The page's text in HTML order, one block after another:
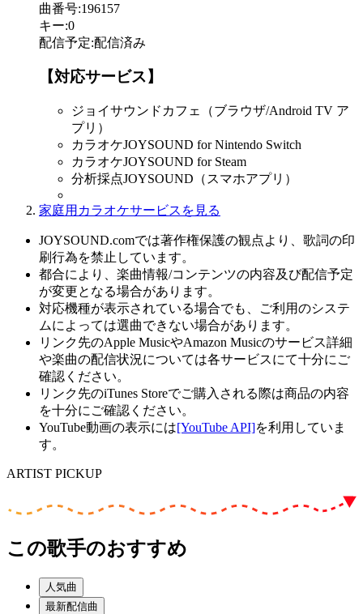
曲番号:196157
キー:0
配信予定:配信済み
【対応サービス】
ジョイサウンドカフェ（ブラウザ/Android TV ア
プリ）
カラオケJOYSOUND for Nintendo Switch
カラオケJOYSOUND for Steam
分析採点JOYSOUND（スマホアプリ）
家庭用カラオケサービスを見る
JOYSOUND.comでは著作権保護の観点より、歌詞の印
刷行為を禁止しています。
都合により、楽曲情報/コンテンツの内容及び配信予定
が変更となる場合があります。
対応機種が表示されている場合でも、ご利用のシステ
ムによっては選曲できない場合があります。
リンク先のApple MusicやAmazon Musicのサービス詳細
や楽曲の配信状況については各サービスにて十分にご
確認ください。
リンク先のiTunes Storeでご購入される際は商品の内容
を十分にご確認ください。
YouTube動画の表示には[YouTube API]を利用していま
す。
ARTIST PICKUP
この歌手のおすすめ
人気曲
最新配信曲